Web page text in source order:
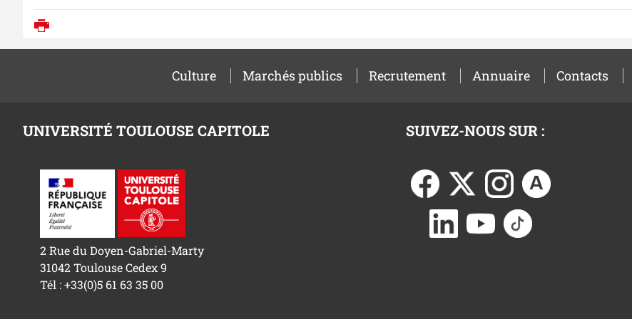
Culture Marchés publics Recrutement Annuaire Contacts
UNIVERSITÉ TOULOUSE CAPITOLE
2 Rue du Doyen-Gabriel-Marty
31042 Toulouse Cedex 9
Tél : +33(0)5 61 63 35 00
SUIVEZ-NOUS SUR :